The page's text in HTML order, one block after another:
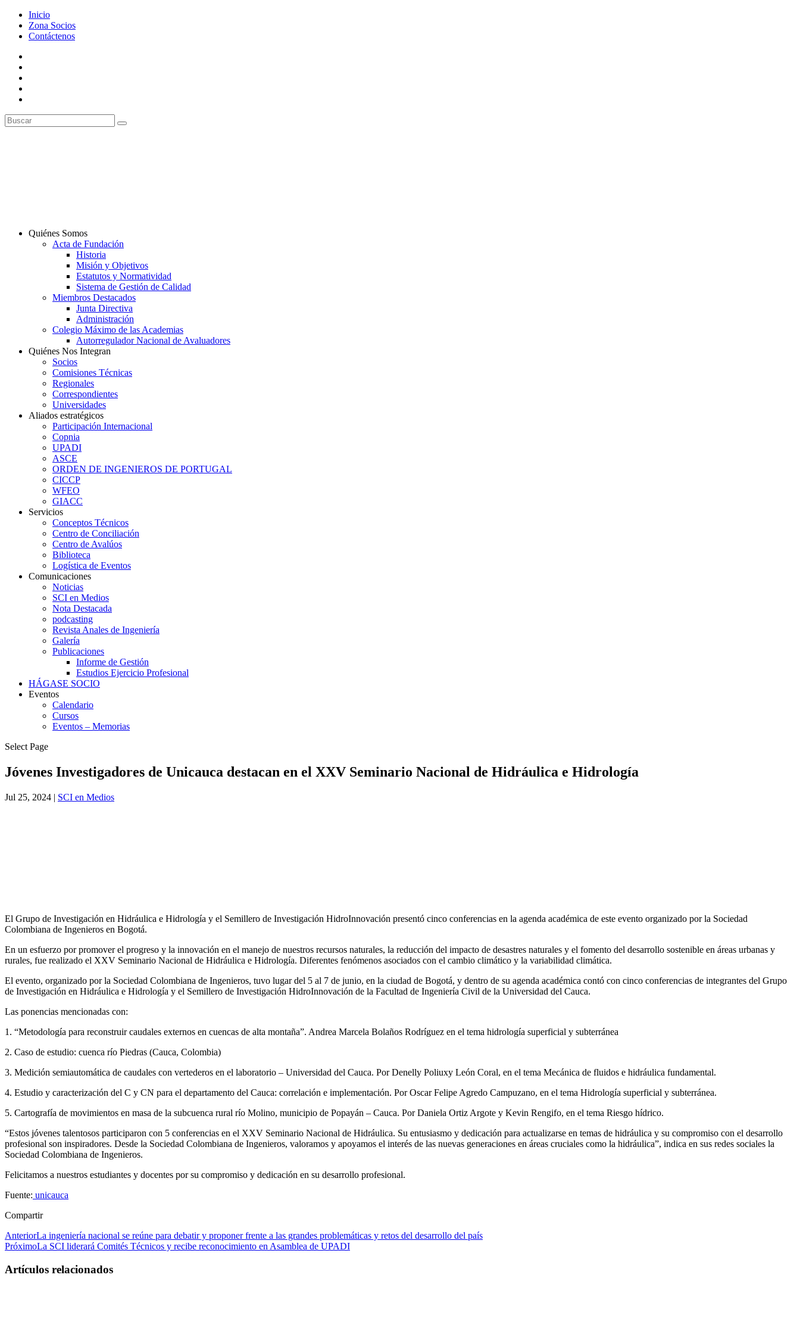
Inicio
Zona Socios
Contáctenos
Quiénes Somos
Acta de Fundación
Historia
Misión y Objetivos
Estatutos y Normatividad
Sistema de Gestión de Calidad
Miembros Destacados
Junta Directiva
Administración
Colegio Máximo de las Academias
Autorregulador Nacional de Avaluadores
Quiénes Nos Integran
Socios
Comisiones Técnicas
Regionales
Correspondientes
Universidades
Aliados estratégicos
Participación Internacional
Copnia
UPADI
ASCE
ORDEN DE INGENIEROS DE PORTUGAL
CICCP
WFEO
GIACC
Servicios
Conceptos Técnicos
Centro de Conciliación
Centro de Avalúos
Biblioteca
Logística de Eventos
Comunicaciones
Noticias
SCI en Medios
Nota Destacada
podcasting
Revista Anales de Ingeniería
Galería
Publicaciones
Informe de Gestión
Estudios Ejercicio Profesional
HÁGASE SOCIO
Eventos
Calendario
Cursos
Eventos – Memorias
Select Page
Jóvenes Investigadores de Unicauca destacan en el XXV Seminario Nacional de Hidráulica e Hidrología
Jul 25, 2024 | SCI en Medios
El Grupo de Investigación en Hidráulica e Hidrología y el Semillero de Investigación HidroInnovación presentó cinco conferencias en la agenda académica de este evento organizado por la Sociedad
Colombiana de Ingenieros en Bogotá.
En un esfuerzo por promover el progreso y la innovación en el manejo de nuestros recursos naturales, la reducción del impacto de desastres naturales y el fomento del desarrollo sostenible en áreas urbanas y
rurales, fue realizado el XXV Seminario Nacional de Hidráulica e Hidrología. Diferentes fenómenos asociados con el cambio climático y la variabilidad climática.
El evento, organizado por la Sociedad Colombiana de Ingenieros, tuvo lugar del 5 al 7 de junio, en la ciudad de Bogotá, y dentro de su agenda académica contó con cinco conferencias de integrantes del Grupo
de Investigación en Hidráulica e Hidrología y el Semillero de Investigación HidroInnovación de la Facultad de Ingeniería Civil de la Universidad del Cauca.
Las ponencias mencionadas con:
1. “Metodología para reconstruir caudales externos en cuencas de alta montaña”. Andrea Marcela Bolaños Rodríguez en el tema hidrología superficial y subterránea
2. Caso de estudio: cuenca río Piedras (Cauca, Colombia)
3. Medición semiautomática de caudales con vertederos en el laboratorio – Universidad del Cauca. Por Denelly Poliuxy León Coral, en el tema Mecánica de fluidos e hidráulica fundamental.
4. Estudio y caracterización del C y CN para el departamento del Cauca: correlación e implementación. Por Oscar Felipe Agredo Campuzano, en el tema Hidrología superficial y subterránea.
5. Cartografía de movimientos en masa de la subcuenca rural río Molino, municipio de Popayán – Cauca. Por Daniela Ortiz Argote y Kevin Rengifo, en el tema Riesgo hídrico.
“Estos jóvenes talentosos participaron con 5 conferencias en el XXV Seminario Nacional de Hidráulica. Su entusiasmo y dedicación para actualizarse en temas de hidráulica y su compromiso con el desarrollo
profesional son inspiradores. Desde la Sociedad Colombiana de Ingenieros, valoramos y apoyamos el interés de las nuevas generaciones en áreas cruciales como la hidráulica”, indica en sus redes sociales la
Sociedad Colombiana de Ingenieros.
Felicitamos a nuestros estudiantes y docentes por su compromiso y dedicación en su desarrollo profesional.
Fuente: unicauca
Compartir
AnteriorLa ingeniería nacional se reúne para debatir y proponer frente a las grandes problemáticas y retos del desarrollo del país
PróximoLa SCI liderará Comités Técnicos y recibe reconocimiento en Asamblea de UPADI
Artículos relacionados